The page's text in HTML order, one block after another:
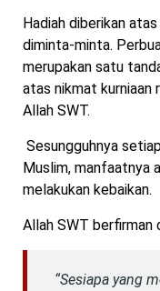
Hadiah diberikan
diminta-minta.
merupakan satu
atas nikmat kurniaan
Allah SWT.
Sesungguhnya
Muslim, manfaatnya
melakukan kebaikan.
Allah SWT berfirman
“Sesiapa yang